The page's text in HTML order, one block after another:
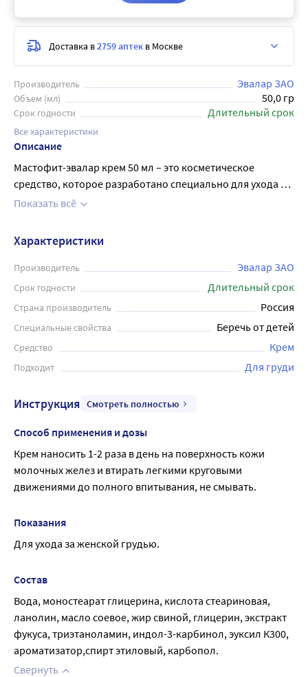
Производитель Эвалар ЗАО
Объем (мл) 50,0 гр
Срок годности Длительный срок
Все характеристики
Описание
Мастофит-эвалар крем 50 мл – это косметическое
средство, которое разработано специально для ухода за
грудью. Крем содержит уникальный комплекс
обменных процессов, питанию и увлажнению кожи,
улучшению формы груди. Крем обладает легкой
текстурой, быстро впитывается и не оставляет жирной
пленки. Его активные компоненты способствует
не содержит в составе гормонов, поэтому не нарушает
естественный гормональный фон в организме.
Мастофит-эвалар крем 50 мл - идеальный выбор для
женщин, которые хотят сохранить молодость и красоту
регулярное использование помогает достигать
желаемых результатов.
Показать всё
Доставка в2759 аптек в Москве
Характеристики
Производитель Эвалар ЗАО
Срок годности Длительный срок
Страна производитель Россия
Специальные свойства Беречь от детей
Средство Крем
Подходит Для груди
Инструкция Смотреть полностью
Способ применения и дозы
Крем наносить 1-2 раза в день на поверхность кожи
молочных желез и втирать легкими круговыми
движениями до полного впитывания, не смывать.
Показания
Для ухода за женской грудью.
Состав
Вода, моностеарат глицерина, кислота стеариновая,
ланолин, масло соевое, жир свиной, глицерин, экстракт
фукуса, триэтаноламин, индол-3-карбинол, эуксил К300,
ароматизатор,спирт этиловый, карбопол.
Свернуть